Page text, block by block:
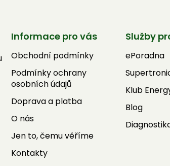
Informace pro vás
Obchodní podmínky
Podmínky ochrany
osobních údajů
Doprava a platba
O nás
Jen to, čemu věříme
Kontakty
Služby
ePoradna
Klub
Blog